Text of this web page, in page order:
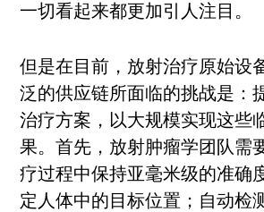
一切看起来都更加引人注目。
但是在目前，放射治疗原始设
泛的供应链所面临的挑战是：
治疗方案，以大规模实现这些
果。首先，放射肿瘤学团队需
疗过程中保持亚毫米级的准
定人体中的目标位置；自动检